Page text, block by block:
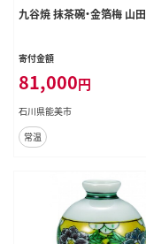
九谷焼 抹茶碗・金箔梅 山
寄付金額
81,000円
石川県能美市
常温